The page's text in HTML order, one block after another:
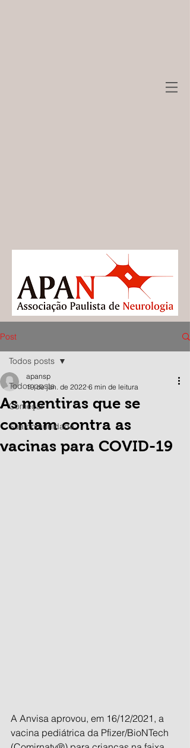
Post
Todos posts
Começar
Sua comunidade
Todos posts
As mentiras que se
contam contra as
vacinas para COVID-19
apansp
19 de jan. de 2022 6 min de leitura
A Anvisa aprovou, em 16/12/2021, a
vacina pediátrica da Pfizer/BioNTech